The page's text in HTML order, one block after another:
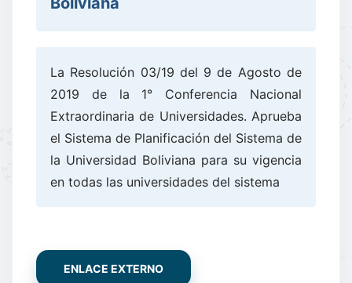
La Resolución 03/19 del 9 de Agosto de
2019 de la 1° Conferencia Nacional
Extraordinaria de Universidades. Aprueba
el Sistema de Planificación del Sistema de
la Universidad Boliviana para su vigencia
en todas las universidades del sistema
ENLACE EXTERNO